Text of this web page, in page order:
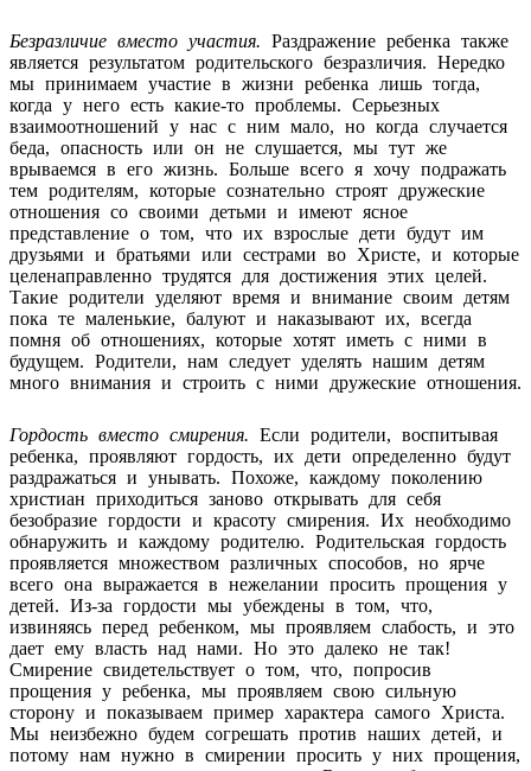
Безразличие вместо участия. Раздражение ребенка также
является результатом родительского безразличия. Нередко
мы принимаем участие в жизни ребенка лишь тогда,
когда у него есть какие-то проблемы. Серьезных
взаимоотношений у нас с ним мало, но когда случается
беда, опасность или он не слушается, мы тут же
врываемся в его жизнь. Больше всего я хочу подражать
тем родителям, которые сознательно строят дружеские
отношения со своими детьми и имеют ясное
представление о том, что их взрослые дети будут им
друзьями и братьями или сестрами во Христе, и которые
целенаправленно трудятся для достижения этих целей.
Такие родители уделяют время и внимание своим детям
пока те маленькие, балуют и наказывают их, всегда
помня об отношениях, которые хотят иметь с ними в
будущем. Родители, нам следует уделять нашим детям
много внимания и строить с ними дружеские отношения.
Гордость вместо смирения. Если родители, воспитывая
ребенка, проявляют гордость, их дети определенно будут
раздражаться и унывать. Похоже, каждому поколению
христиан приходиться заново открывать для себя
безобразие гордости и красоту смирения. Их необходимо
обнаружить и каждому родителю. Родительская гордость
проявляется множеством различных способов, но ярче
всего она выражается в нежелании просить прощения у
детей. Из-за гордости мы убеждены в том, что,
извиняясь перед ребенком, мы проявляем слабость, и это
дает ему власть над нами. Но это далеко не так!
Смирение свидетельствует о том, что, попросив
прощения у ребенка, мы проявляем свою сильную
сторону и показываем пример характера самого Христа.
Мы неизбежно будем согрешать против наших детей, и
потому нам нужно в смирении просить у них прощения,